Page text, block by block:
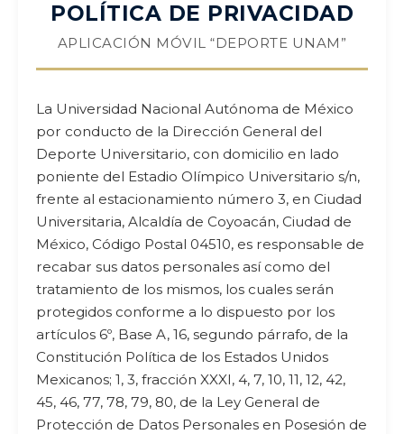
POLÍTICA DE PRIVACIDAD
APLICACIÓN MÓVIL “DEPORTE UNAM”
La Universidad Nacional Autónoma de México
por conducto de la Dirección General del
Deporte Universitario, con domicilio en lado
poniente del Estadio Olímpico Universitario s/n,
frente al estacionamiento número 3, en Ciudad
Universitaria, Alcaldía de Coyoacán, Ciudad de
México, Código Postal 04510, es responsable de
recabar sus datos personales así como del
tratamiento de los mismos, los cuales serán
protegidos conforme a lo dispuesto por los
artículos 6º, Base A, 16, segundo párrafo, de la
Constitución Política de los Estados Unidos
Mexicanos; 1, 3, fracción XXXI, 4, 7, 10, 11, 12, 42,
45, 46, 77, 78, 79, 80, de la Ley General de
Protección de Datos Personales en Posesión de